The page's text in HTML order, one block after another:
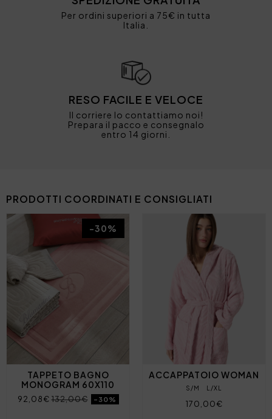
Per ordini superiori a 75€ in tutta
Italia.
RESO FACILE E VELOCE
Il corriere lo contattiamo noi!
Prepara il pacco e consegnalo
entro 14 giorni.
PRODOTTI COORDINATI E CONSIGLIATI
TAPPETO BAGNO
MONOGRAM 60X110
92,08€132,00€ -30%
-30%
ACCAPPATOIO WOMAN
S/M L/XL
170,00€